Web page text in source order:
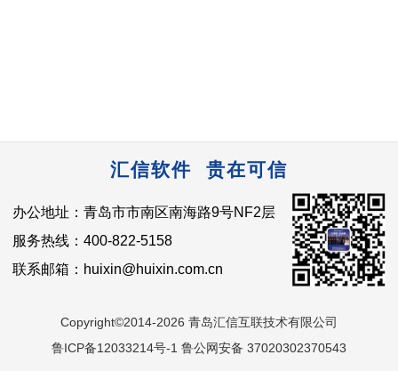
汇信软件 贵在可信
办公地址：青岛市市南区南海路9号NF2层
服务热线：400-822-5158
联系邮箱：huixin@huixin.com.cn
Copyright©2014-2026 青岛汇信互联技术有限公司
鲁ICP备12033214号-1 鲁公网安备 37020302370543